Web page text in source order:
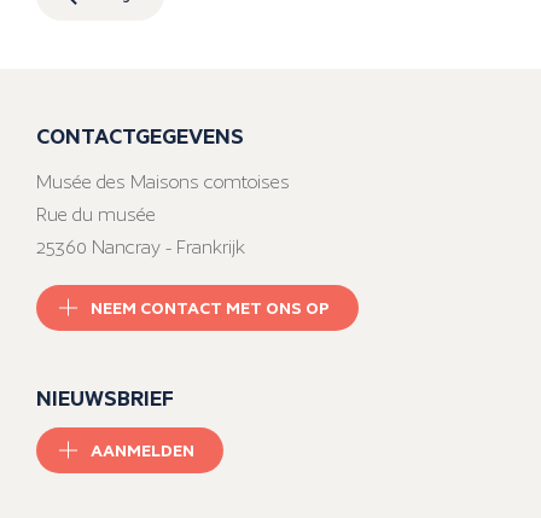
CONTACTGEGEVENS
Musée des Maisons comtoises
Rue du musée
25360 Nancray - Frankrijk
NEEM CONTACT MET ONS OP
NIEUWSBRIEF
AANMELDEN